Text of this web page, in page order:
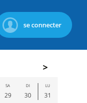
se connecter
SA
29
DI
30
LU
31